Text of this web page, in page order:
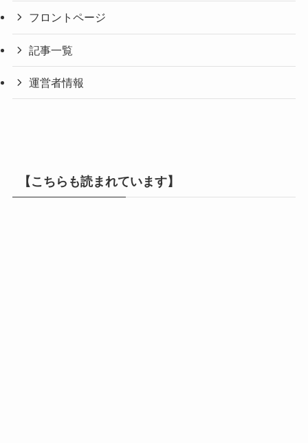
フロントページ
記事一覧
運営者情報
【こちらも読まれています】